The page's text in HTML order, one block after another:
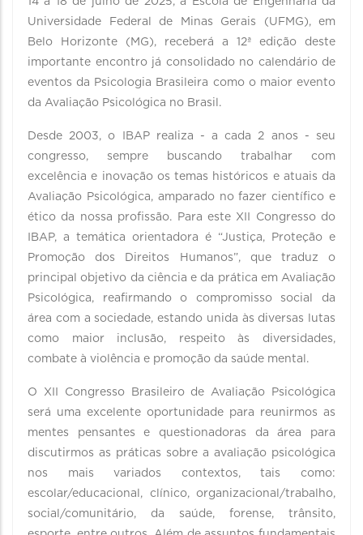
Universidade Federal de Minas Gerais (UFMG), em
Belo Horizonte (MG), receberá a 12ª edição deste
importante encontro já consolidado no calendário de
eventos da Psicologia Brasileira como o maior evento
da Avaliação Psicológica no Brasil.
Desde 2003, o IBAP realiza - a cada 2 anos - seu
congresso, sempre buscando trabalhar com
excelência e inovação os temas históricos e atuais da
Avaliação Psicológica, amparado no fazer científico e
ético da nossa profissão. Para este XII Congresso do
IBAP, a temática orientadora é “Justiça, Proteção e
Promoção dos Direitos Humanos”, que traduz o
principal objetivo da ciência e da prática em Avaliação
Psicológica, reafirmando o compromisso social da
área com a sociedade, estando unida às diversas lutas
como maior inclusão, respeito às diversidades,
combate à violência e promoção da saúde mental.
O XII Congresso Brasileiro de Avaliação Psicológica
será uma excelente oportunidade para reunirmos as
mentes pensantes e questionadoras da área para
discutirmos as práticas sobre a avaliação psicológica
nos mais variados contextos, tais como:
escolar/educacional, clínico, organizacional/trabalho,
social/comunitário, da saúde, forense, trânsito,